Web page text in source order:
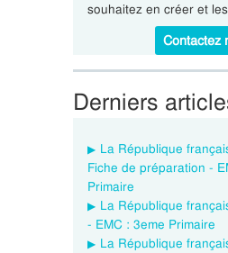
souhaitez en créer et
Contactez
Derniers
La République
Fiche de préparation -
Primaire
La République
- EMC : 3eme Primaire
La République